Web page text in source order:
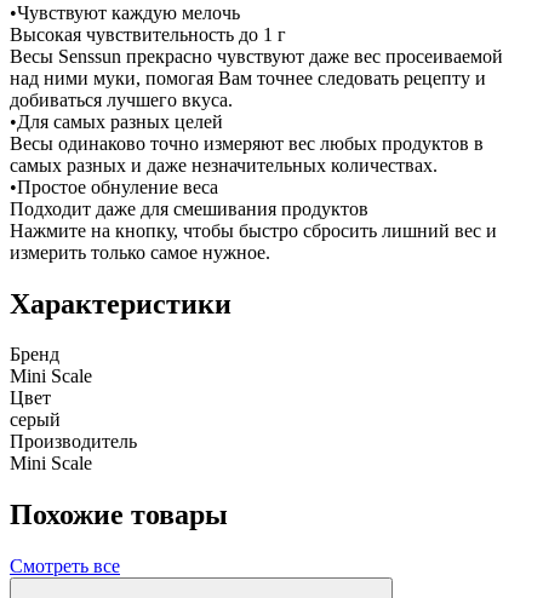
•Чувствуют каждую мелочь
Высокая чувствительность до 1 г
Весы Senssun прекрасно чувствуют даже вес просеиваемой
над ними муки, помогая Вам точнее следовать рецепту и
добиваться лучшего вкуса.
•Для самых разных целей
Весы одинаково точно измеряют вес любых продуктов в
самых разных и даже незначительных количествах.
•Простое обнуление веса
Подходит даже для смешивания продуктов
Нажмите на кнопку, чтобы быстро сбросить лишний вес и
измерить только самое нужное.
Характеристики
Бренд
Mini Scale
Цвет
серый
Производитель
Mini Scale
Похожие товары
Смотреть все